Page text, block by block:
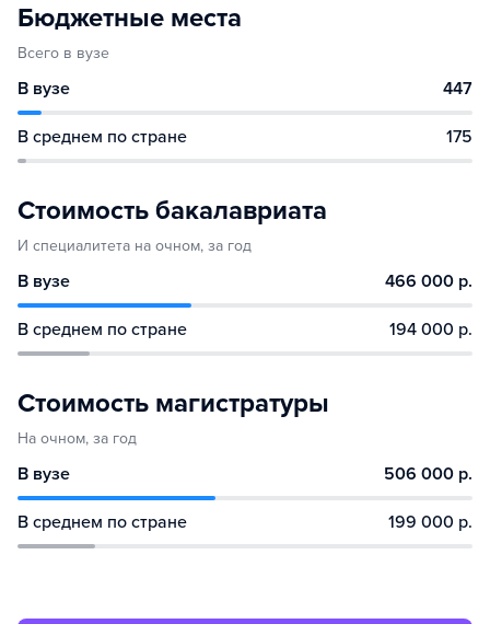
Бюджетные места
Всего в вузе
В вузе 447
В среднем по стране 175
Стоимость бакалавриата
И специалитета на очном, за год
В вузе 466 000 р.
В среднем по стране 194 000 р.
Стоимость магистратуры
На очном, за год
В вузе 506 000 р.
В среднем по стране 199 000 р.